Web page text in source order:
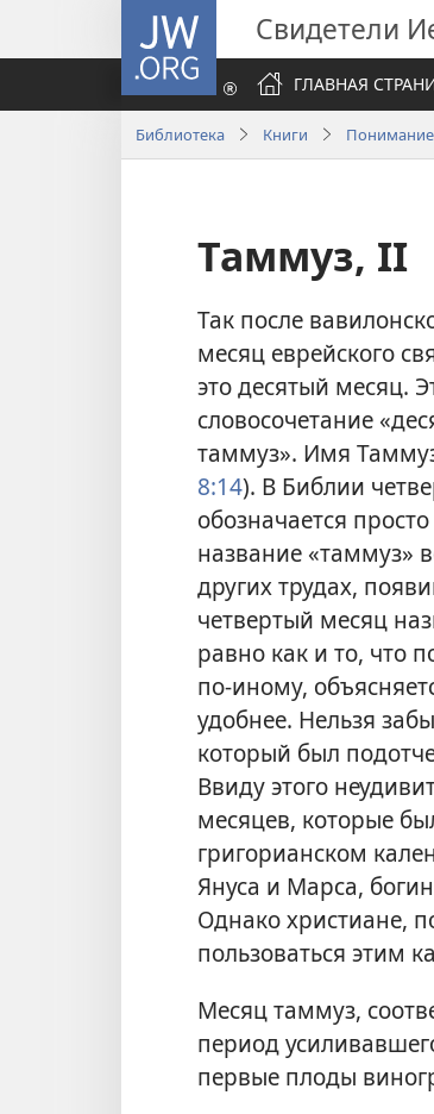
JW.ORG Свидетели
ГЛАВНАЯ
Библиотека Книги
Таммуз, II
Так после
месяц еврейского
это десятый месяц.
словосочетание
таммуз». Имя
8:14). В Библии
обозначается
название «таммуз»
других трудах,
четвертый месяц
равно как и то, что
по-иному,
удобнее. Нельзя
который был
Ввиду этого
месяцев, которые
григорианском
Януса и Марса,
Однако христиане,
пользоваться этим
Месяц таммуз,
период
первые плоды